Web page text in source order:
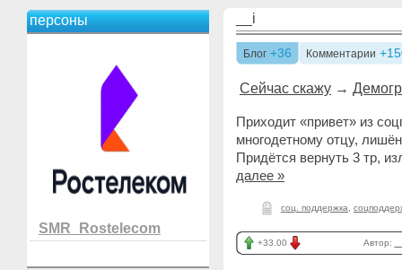
персоны
SMR_Rostelecom
__i
Блог +36 Комментарии
Сейчас скажу →
Приходит «привет» из
многодетному отцу,
Придётся вернуть 3 тр,
далее »
соц. поддержка
+33.00 Автор: